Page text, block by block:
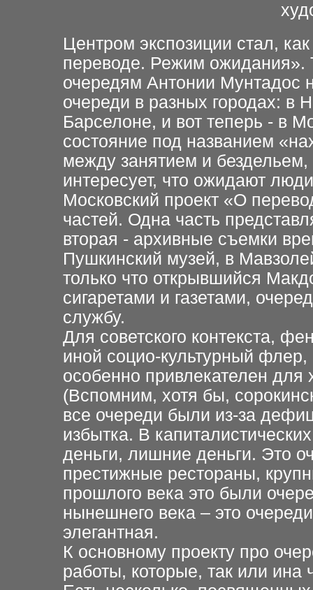
Центром экспозиции стал,
переводе. Режим ожидания».
очередям Антонии Мунтадос
очереди в разных городах: в
Барселоне, и вот теперь - в
состояние под названием
между занятием и бездельем,
интересует, что ожидают
Московский проект «О
частей. Одна часть
вторая - архивные съемки
Пушкинский музей, в
только что открывшийся
сигаретами и газетами,
службу.
Для советского контекста,
иной социо-культурный
особенно привлекателен для
(Вспомним, хотя бы,
все очереди были из-за
избытка. В
деньги, лишние деньги. Это
престижные рестораны,
прошлого века это были
нынешнего века – это
элегантная.
К основному проекту про
работы, которые, так или ина